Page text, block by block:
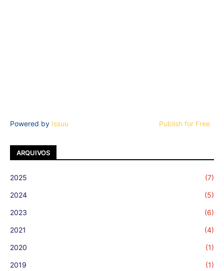
Powered by Issuu Publish for Free
ARQUIVOS
2025 (7)
2024 (5)
2023 (6)
2021 (4)
2020 (1)
2019 (1)